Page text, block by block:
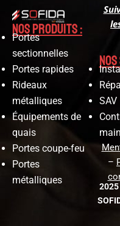
Nos produits :
Portes
sectionnelles
Portes rapides
Rideaux
métalliques
Équipements de
quais
Portes coupe-feu
Portes
métalliques
SAV
–